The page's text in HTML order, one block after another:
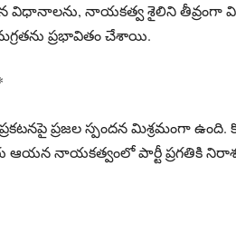
నాయకత్వ శైలిని తీవ్రంగా
ప్రభావితం చేశాయి.
ప్రజల స్పందన మిశ్రమంగా
నాయకత్వంలో పార్టీ ప్రగతికి